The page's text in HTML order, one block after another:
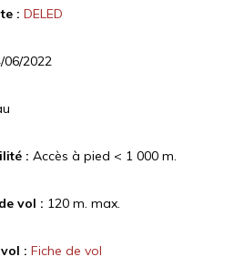
: DELED
06/2022
: Accès à pied < 1 000 m.
vol : 120 m. max.
: Fiche de vol